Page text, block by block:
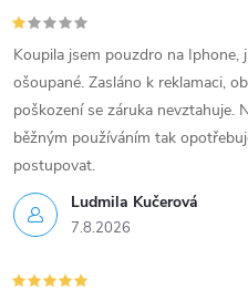
Ludmila Kučerová
7.8.2026
Koupila jsem pouzdro na
ošoupané. Zasláno k reklamaci,
poškození se záruka nevztahuje.
běžným používáním tak
postupovat.